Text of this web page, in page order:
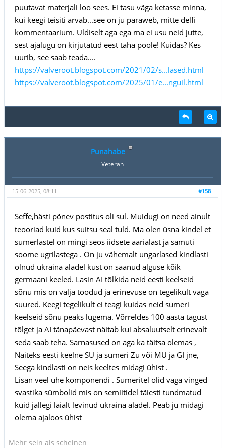
puutavat materjali loo sees. Ei tasu väga ketasse minna,
kui keegi teisiti arvab...see on ju paraweb, mitte delfi
kommentaarium. Üldiselt aga ega ma ei usu neid jutte,
sest ajalugu on kirjutatud eest taha poole! Kuidas? Kes
uurib, see saab teada....
https://valveroot.blogspot.com/2021/02/s...lased.html
https://valveroot.blogspot.com/2025/01/e...nguil.html
Punahabe
Veteran
#158
15-06-2025, 08:11
Seffe,hästi põnev postitus oli sul. Muidugi on need ainult
teooriad kuid kus suitsu seal tuld. Ma olen üsna kindel et
sumerlastel on mingi seos iidsete aarialast ja samuti
soome ugrilastega . On ju vähemalt ungarlased kindlasti
olnud ukraina aladel kust on saanud alguse kõik
germaani keeled. Lasin AI tõlkida neid eesti keelseid
sõnu mis on välja toodud ja erinevuse on tegelikult väga
suured. Keegi tegelikult ei teagi kuidas neid sumeri
keelseid sõnu peaks lugema. Võrreldes 100 aasta tagust
tõlget ja AI tänapäevast näitab kui absaluutselt erinevalt
seda saab teha. Sarnasused on aga ka täitsa olemas ,
Näiteks eesti keelne SU ja sumeri Zu või MU ja GI jne,
Seega kindlasti on neis keeltes midagi ühist .
Lisan veel ühe komponendi . Sumeritel olid väga vinged
svastika sümbolid mis on semiitidel täiesti tundmatud
kuid jällegi laialt levinud ukraina aladel. Peab ju midagi
olema ajaloos ühist
Mehr sein als scheinen